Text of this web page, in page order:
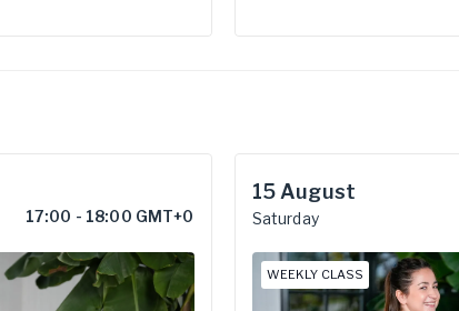
17:00 - 18:00 GMT+0
15August
Saturday
WEEKLY CLASS